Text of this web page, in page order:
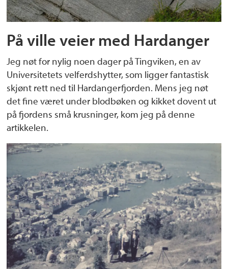
På ville veier med Hardanger
Jeg nøt for nylig noen dager på Tingviken, en av
Universitetets velferdshytter, som ligger fantastisk
skjønt rett ned til Hardangerfjorden. Mens jeg nøt
det fine været under blodbøken og kikket dovent ut
på fjordens små krusninger, kom jeg på denne
artikkelen.